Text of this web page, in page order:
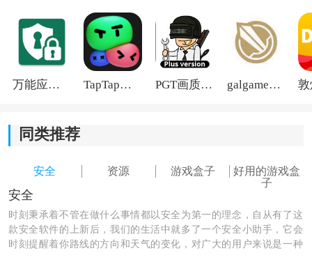
F1手游软件特色：
1、拥有一个非常优质的下载通道，能够在最短的时间将
游戏下载到我们的手机上。
2、一键下载功能能够更快的让游戏下载到我们的手机。
3、当我们觉得某个游戏不好玩的时候，我们也可以在平
台当中直接卸载。
万能应用隐藏 TapTap国际版2026 PGT画质助手旧版 galgame游戏盒子2026
同类推荐
安全 资源 游戏盒子
好用的游戏盒
子
安全
时刻秉承着不管在做什么事情都以安全为第一的理念，自从有了这
款安全软件的上新后，我们的生活中就多了一个安全小助手，它会
时刻提醒着你路线的方向和天气的变化，对广大的用户来说是一种